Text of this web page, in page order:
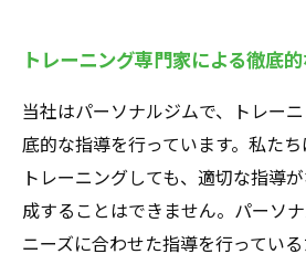
トレーニング専門家による徹底
当社はパーソナルジムで、トレー
底的な指導を行っています。私た
トレーニングしても、適切な指導
成することはできません。パーソ
ニーズに合わせた指導を行ってい